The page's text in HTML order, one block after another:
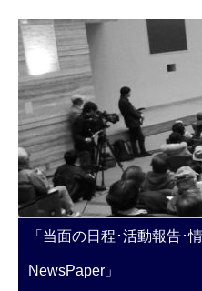
「当面の日程･活動報告･
NewsPaper」